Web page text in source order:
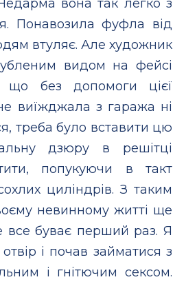
вона так легко з
Понавозила фуфла від
втуляє. Але художник
видом на фейсі
що без допомоги цієї
виїжджала з гаража ні
треба було вставити цю
дзюру в решітці
попукуючи в такт
циліндрів. З таким
невинному житті ще
все буває перший раз. Я
і почав займатися з
і гнітючим сексом.